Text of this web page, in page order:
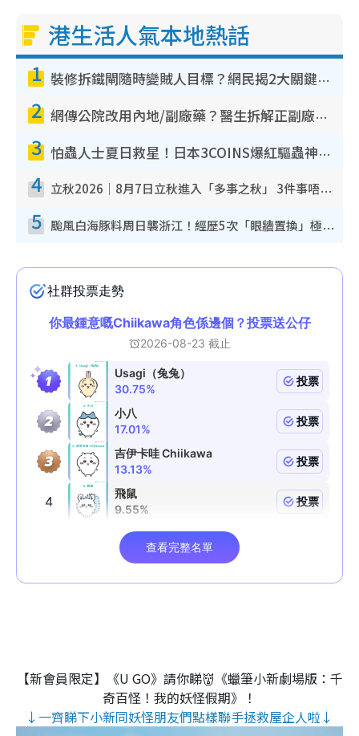
港生活人氣本地熱話
1 裝修拆鐵閘隨時變賊人目標？網民揭2大關鍵用途：裝新式等於白裝？附新舊鐵閘分別
2 網傳公院改用內地/副廠藥？醫生拆解正副廠分別 揭4類人換藥隨時出事
3 怕蟲人士夏日救星！日本3COINS爆紅驅蟲神器$45起 1招「全程免觸碰」輕鬆搞定小強
4 立秋2026｜8月7日立秋進入「多事之秋」 3件事唔做得！專家教6招開運 清枱頭／銀包納氣接好運
5 颱風白海豚料周日襲浙江！經歷5次「眼牆置換」極罕見 成登陸內地最長途颱風
【新會員限定】《U GO》請你睇👹《蠟筆小新劇場版：千
奇百怪！我的妖怪假期》！
↓一齊睇下小新同妖怪朋友們點樣聯手拯救屋企人啦↓